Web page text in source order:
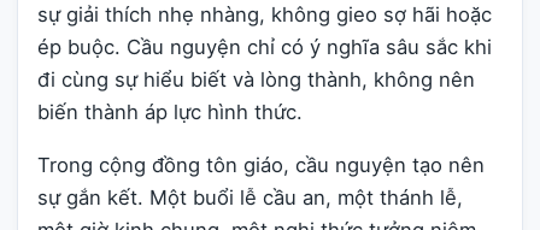
sự giải thích nhẹ nhàng, không gieo sợ hãi hoặc
ép buộc. Cầu nguyện chỉ có ý nghĩa sâu sắc khi
đi cùng sự hiểu biết và lòng thành, không nên
biến thành áp lực hình thức.
Trong cộng đồng tôn giáo, cầu nguyện tạo nên
sự gắn kết. Một buổi lễ cầu an, một thánh lễ,